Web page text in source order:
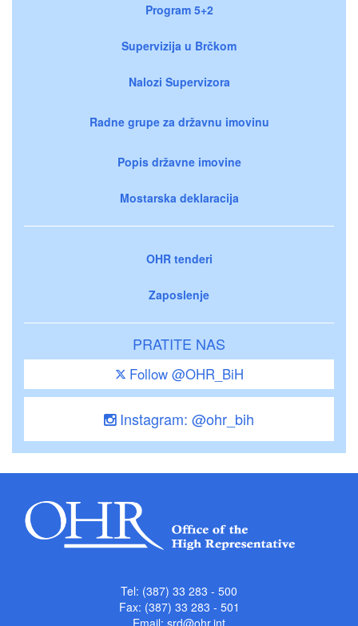
Program 5+2
Supervizija u Brčkom
Nalozi Supervizora
Radne grupe za državnu imovinu
Popis državne imovine
Mostarska deklaracija
OHR tenderi
Zaposlenje
PRATITE NAS
Follow @OHR_BiH
Instagram: @ohr_bih
Tel: (387) 33 283 - 500
Fax: (387) 33 283 - 501